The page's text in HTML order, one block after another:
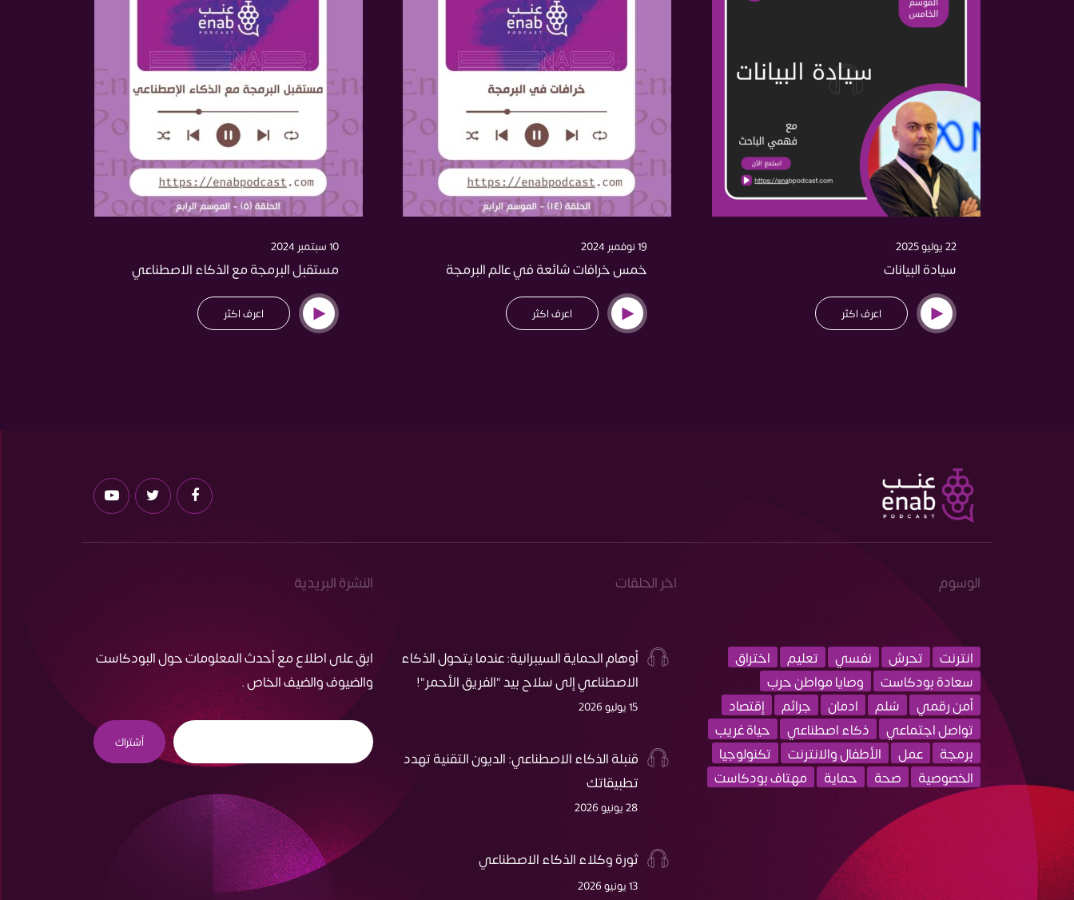
22 يوليو 2025
سيادة البيانات
اعرف اكثر
19 نوفمبر 2024
خمس خرافات شائعة في عالم البرمجة
اعرف اكثر
10 سبتمبر 2024
مستقبل البرمجة مع الذكاء الاصطناعي
اعرف اكثر
الوسوم
انترنت تحرش نفسي تعليم
اختراق
سعادة بودكاست
وصايا مواطن حرب
أمن رقمي
سُلم ادمان جرائم
إقتصاد
تواصل اجتماعي
ذكاء اصطناعي
حياة غريب
برمجة
عمل الأطفال والانترنت
تكنولوجيا
الخصوصية
صحة حماية مهتاف بودكاست
اخر الحلقات
أوهام الحماية السيبرانية: عندما يتحول الذكاء
الاصطناعي إلى سلاح بيد "الفريق الأحمر"!
15 يوليو 2026
قنبلة الذكاء الاصطناعي: الديون التقنية تهدد
تطبيقاتك
28 يونيو 2026
ثورة وكلاء الذكاء الاصطناعي
13 يونيو 2026
النشرة البريدية
ابق على اطلاع مع أحدث المعلومات حول البودكاست
والضيوف والضيف الخاص .
أشتراك